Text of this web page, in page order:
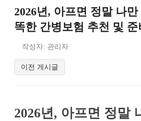
2026년, 아프면 정말 나
똑한 간병보험 추천 및 준
작성자: 관리자
이전 게시글
2026년, 아프면 정말